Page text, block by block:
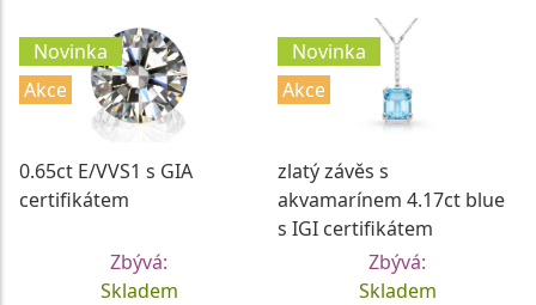
Novinka
Akce
0.65ct E/VVS1 s GIA
certifikátem
Zbývá:
Skladem
Novinka
Akce
zlatý závěs s
akvamarínem 4.17ct blue
s IGI certifikátem
Zbývá:
Skladem